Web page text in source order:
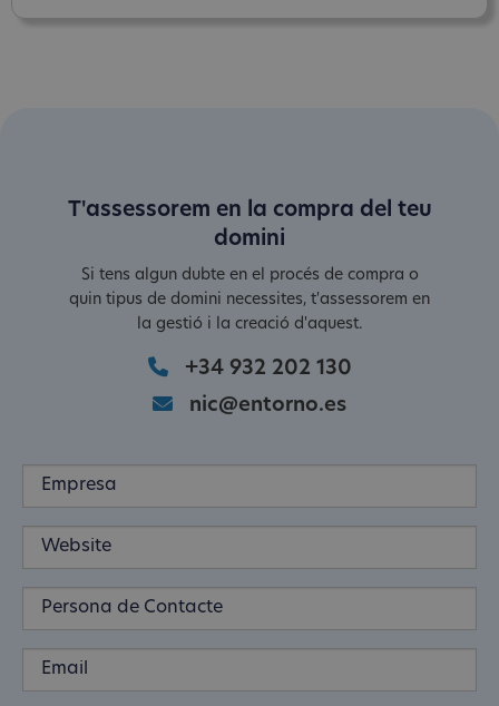
T'assessorem en la compra del teu
domini
Si tens algun dubte en el procés de compra o
quin tipus de domini necessites, t'assessorem en
la gestió i la creació d'aquest.
+34 932 202 130
nic@entorno.es